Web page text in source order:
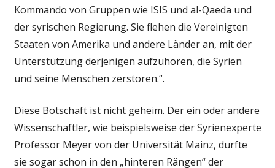
Kommando von Gruppen wie ISIS und al-Qaeda und
der syrischen Regierung. Sie flehen die Vereinigten
Staaten von Amerika und andere Länder an, mit der
Unterstützung derjenigen aufzuhören, die Syrien
und seine Menschen zerstören.“.
Diese Botschaft ist nicht geheim. Der ein oder andere
Wissenschaftler, wie beispielsweise der Syrienexperte
Professor Meyer von der Universität Mainz, durfte
sie sogar schon in den „hinteren Rängen“ der